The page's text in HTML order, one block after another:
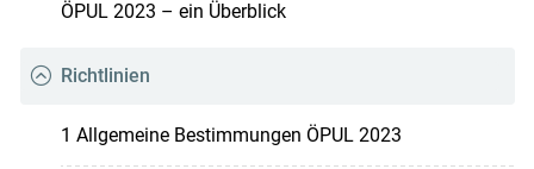
ÖPUL 2023 – ein Überblick
Richtlinien
1 Allgemeine Bestimmungen ÖPUL 2023